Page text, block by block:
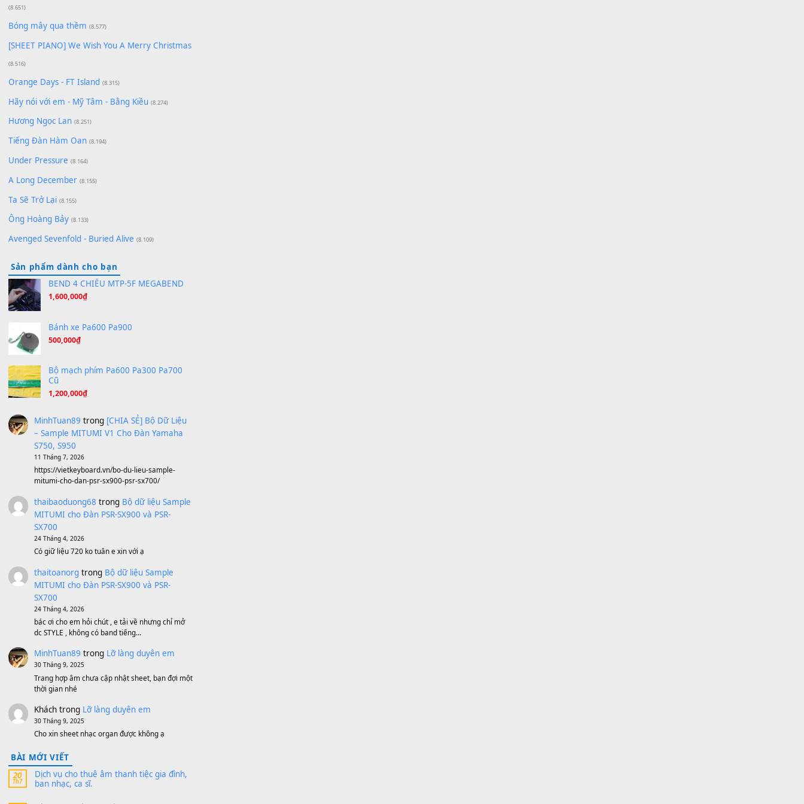
Có Em Đời Bỗng Vui
Cơn Mơ Băng Giá (9.103)
Chờ một tiếng yêu (8.991)
Lãng Quên Chiều Thu | Anh không muốn ra đi |
Qí shí bù xiǎng zǒu - 其实不想走
(8.929)
[SHEET] Ánh Trăng Nói Hộ Lòng Tôi - Mạnh Lệ
Quân | Intro + Pinyin
(8.651)
Bóng mây qua thềm
[SHEET PIANO] We Wish You A Merry Christmas
(8.516)
Orange Days - FT Island (8.315)
Hãy nói với em - Mỹ Tâm - Bằng Kiều
Hương Ngọc Lan (8.251)
Tiếng Đàn Hàm Oan
Under Pressure (8.164)
A Long December
Ta Sẽ Trở Lại (8.155)
Ông Hoàng Bảy (8.133)
Avenged Sevenfold - Buried Alive (8.109)
Sản phẩm dành cho bạn
BEND 4 CHIỀU MTP-5F MEGABEND
1,600,000₫
Bánh xe Pa600 Pa900
500,000
Cũ
1,200,000₫
MinhTuan89trong
[CHIA SẺ] Bộ Dữ Liệu
– Sample MITUMI V1 Cho Đàn Yamaha
11 Tháng 7, 2026
https://vietkeyboard.vn/bo-du-lieu-sample-
mitumi-cho-dan-psr-sx900-psr-sx700/
thaibaoduong68trong Bộ dữ liệu Sample
MITUMI cho Đàn PSR-SX900 và PSR-
SX700
Có giữ liệu 720 ko tuân e xin với ạ
thaitoanorgtrong